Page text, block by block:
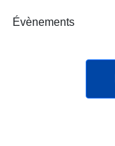
Évènements